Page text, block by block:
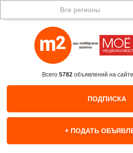
Все регионы
Всего 5782объявлений на
ПОДПИСКА
+ ПОДАТЬ